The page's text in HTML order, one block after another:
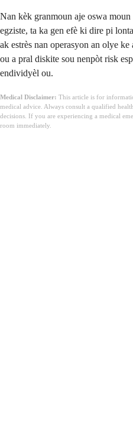
Nan kèk granmoun aje oswa
egziste, ta ka gen efè ki dire pi
ak estrès nan operasyon an olye
ou a pral diskite sou nenpòt risk
endividyèl ou.
Medical Disclaimer: This article is for
medical advice. Always consult a qualified
decisions. If you are experiencing a medical
room immediately.